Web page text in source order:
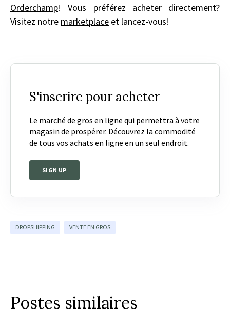
Orderchamp! Vous préférez acheter directement?
Visitez notre marketplace et lancez-vous!
S'inscrire pour acheter
Le marché de gros en ligne qui permettra à votre
magasin de prospérer. Découvrez la commodité
de tous vos achats en ligne en un seul endroit.
SIGN UP
DROPSHIPPING VENTE EN GROS
Postes similaires